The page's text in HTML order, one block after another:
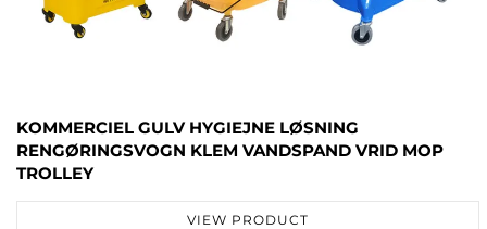
KOMMERCIEL GULV HYGIEJNE LØSNING
RENGØRINGSVOGN KLEM VANDSPAND VRID MOP
TROLLEY
VIEW PRODUCT